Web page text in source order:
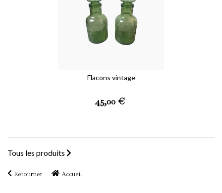
Flacons vintage
Prix
45,00 €
Tous les produits
Retourner Accueil